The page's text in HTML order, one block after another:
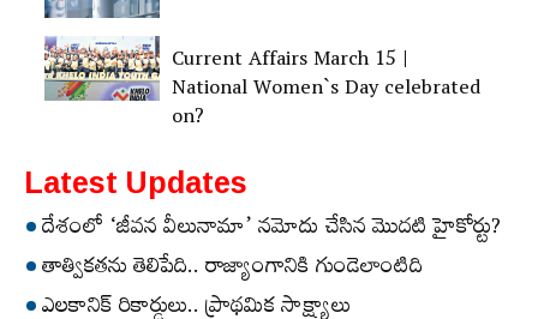
Current Affairs March 15 |
National Women`s Day celebrated
on?
Latest Updates
దేశంలో ‘జీవన వీలునామా’ నమోదు చేసిన మొదటి హైకోర్టు?
తాత్వికతను తెలిపేది.. రాజ్యాంగానికి గుండెలాంటిది
ఎలకానిక్‌ రికార్డులు.. ప్రాథమిక సాక్ష్యాలు